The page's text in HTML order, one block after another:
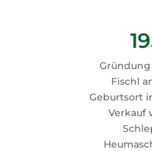
Fischl
Geburtsort
Verkauf